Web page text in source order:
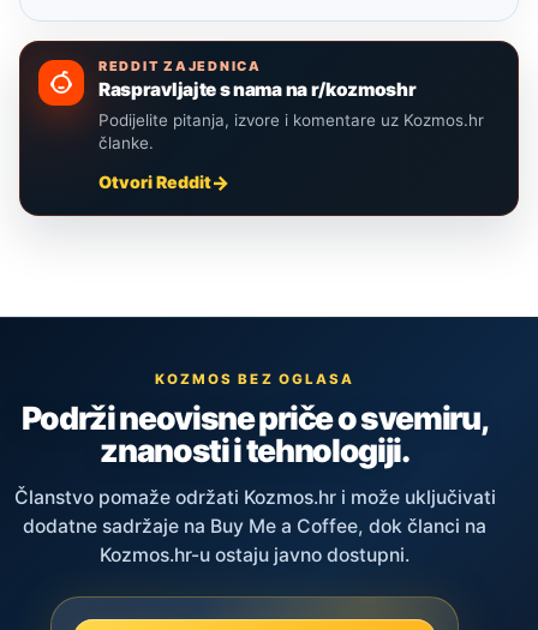
REDDIT ZAJEDNICA
Raspravljajte s nama na r/kozmoshr
Podijelite pitanja, izvore i komentare uz Kozmos.hr
članke.
Otvori Reddit
KOZMOS BEZ OGLASA
Podrži neovisne priče o svemiru,
znanosti i tehnologiji.
Članstvo pomaže održati Kozmos.hr i može uključivati
dodatne sadržaje na Buy Me a Coffee, dok članci na
Kozmos.hr-u ostaju javno dostupni.